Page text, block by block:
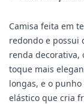
Camisa feita em
redondo e possui
renda decorativa,
toque mais
longas, e o
elástico que cria